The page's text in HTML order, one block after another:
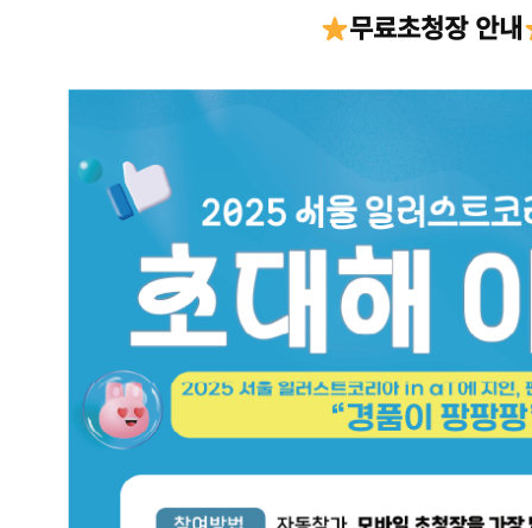
무료초청장 안내